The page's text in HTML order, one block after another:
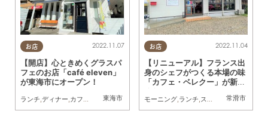
お店
東海市
2022.11.07
【開店】心ときめくグラスパ
フェのお店「café eleven」
が東海市にオープン！
ランチ ディナー カフェ スイーツ,開店 おひとりさま,友人
お店
常滑市
2022.11.04
【リニューアル】フランス出
身のシェフがつくる本場の味
「カフェ・ベレクー」が新し
くなった！
モーニング, ランチ スイーツ ,開店,家族